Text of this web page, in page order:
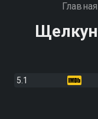
Главная
5.1